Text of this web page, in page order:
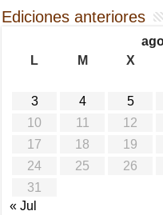
Ediciones anteriores
L
M X
3
4 5
10
11 12
17
18 19
24
25 26
31
« Jul